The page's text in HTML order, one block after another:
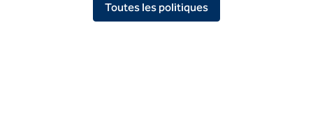
Toutes les politiques